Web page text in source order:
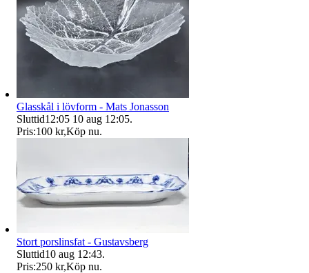
Glasskål i lövform - Mats Jonasson
Sluttid12:05 10 aug 12:05.
Pris:100 kr,Köp nu.
Stort porslinsfat - Gustavsberg
Sluttid10 aug 12:43.
Pris:250 kr,Köp nu.